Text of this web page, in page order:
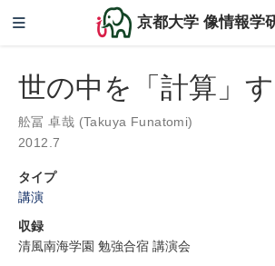
京都大学 像情報学
世の中を「計算」
舩冨 卓哉 (Takuya Funatomi)
2012.7
タイプ
講演
収録
清風南海学園 勉強合宿 講演会